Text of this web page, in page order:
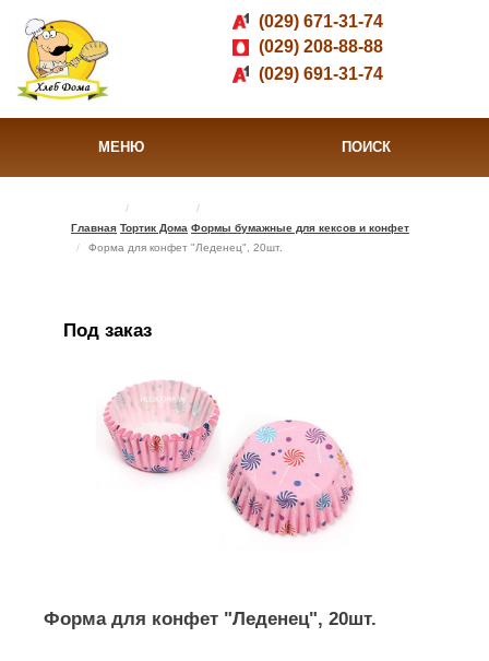
(029) 671-31-74
(029) 208-88-88
(029) 691-31-74
МЕНЮ ПОИСК
Главная Тортик Дома Формы бумажные для кексов и конфет
Форма для конфет "Леденец", 20шт.
Под заказ
Форма для конфет "Леденец", 20шт.